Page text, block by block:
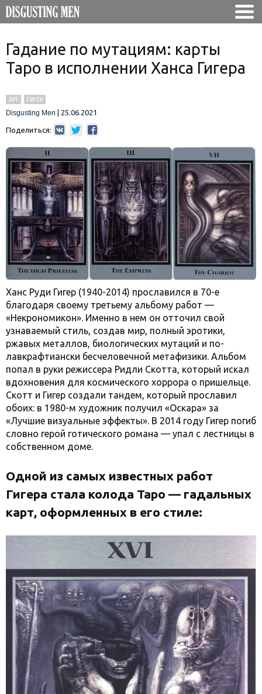
Гадание по мутациям: карты
Таро в исполнении Ханса Гигера
АРТ
ГИГЕР
Disgusting Men
25.06.2021
Поделиться:
Ханс Руди Гигер (1940-2014) прославился в 70-е
благодаря своему третьему альбому работ —
«Некрономикон». Именно в нем он отточил свой
узнаваемый стиль, создав мир, полный эротики,
ржавых металлов, биологических мутаций и по-
лавкрафтиански бесчеловечной метафизики. Альбом
попал в руки режиссера Ридли Скотта, который искал
вдохновения для космического хоррора о пришельце.
Скотт и Гигер создали тандем, который прославил
обоих: в 1980-м художник получил «Оскара» за
«Лучшие визуальные эффекты». В 2014 году Гигер погиб
словно герой готического романа — упал с лестницы в
собственном доме.
Одной из самых известных работ
Гигера стала колода Таро — гадальных
карт, оформленных в его стиле: